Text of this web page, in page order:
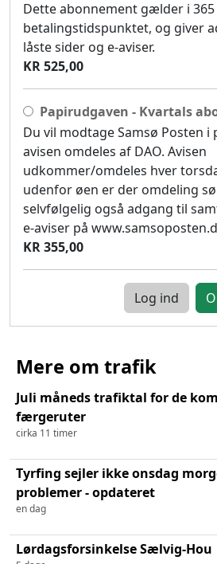
Dette abonnement gælder i
betalingstidspunktet, og giver
låste sider og e-aviser.
KR 525,00
Papirudgaven - Kvartals
Du vil modtage Samsø Posten i
avisen omdeles af DAO. Avisen
udkommer/omdeles hver
udenfor øen er der omdeling
selvfølgelig også adgang til
e-aviser på
KR 355,00
Log ind
Mere om trafik
Juli måneds trafiktal for de
færgeruter
cirka 11 timer
Tyrfing sejler ikke onsdag
problemer - opdateret
en dag
Lørdagsforsinkelse Sælvig-Hou